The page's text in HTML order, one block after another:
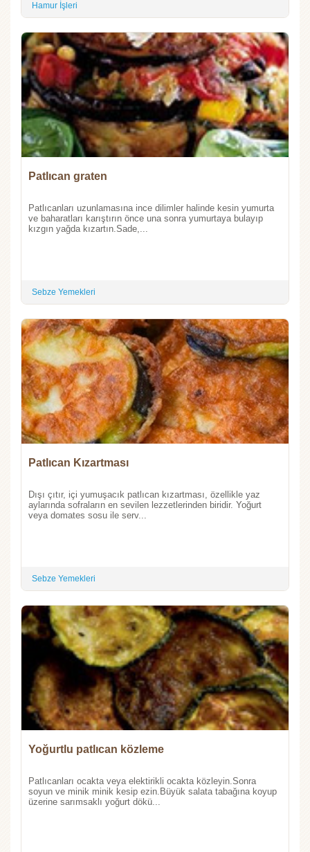
Hamur İşleri
Patlıcan graten
Patlıcanları uzunlamasına ince dilimler halinde kesin yumurta
ve baharatları karıştırın önce una sonra yumurtaya bulayıp
kızgın yağda kızartın.Sade,...
Sebze Yemekleri
Patlıcan Kızartması
Dışı çıtır, içi yumuşacık patlıcan kızartması, özellikle yaz
aylarında sofraların en sevilen lezzetlerinden biridir. Yoğurt
veya domates sosu ile serv...
Sebze Yemekleri
Yoğurtlu patlıcan közleme
Patlıcanları ocakta veya elektirikli ocakta közleyin.Sonra
soyun ve minik minik kesip ezin.Büyük salata tabağına koyup
üzerine sarımsaklı yoğurt dökü...